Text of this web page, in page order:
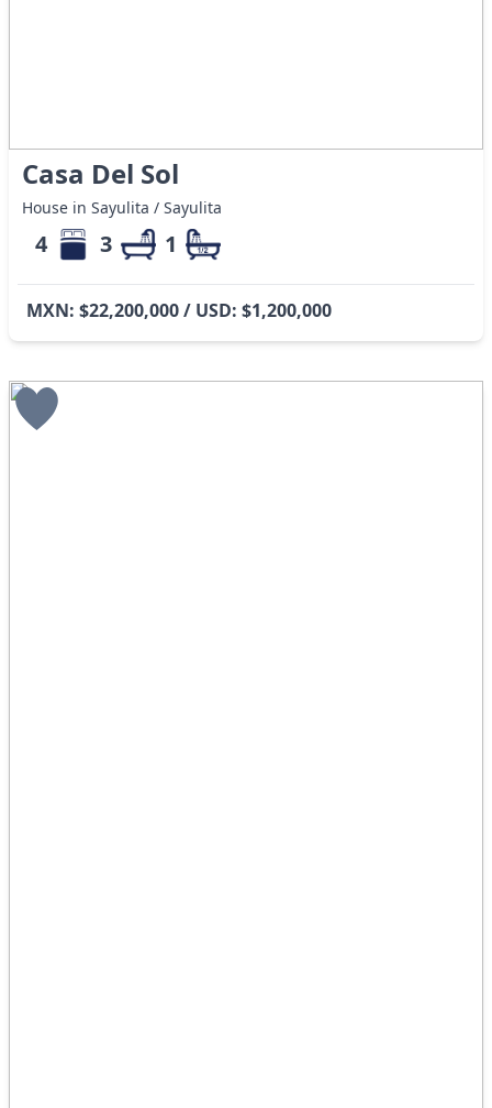
Casa Del Sol
House in Sayulita / Sayulita
4 3 1
MXN: $22,200,000 / USD: $1,200,000